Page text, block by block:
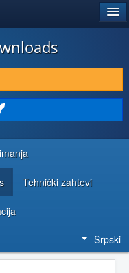
Tehnički zahtevi
Srpski